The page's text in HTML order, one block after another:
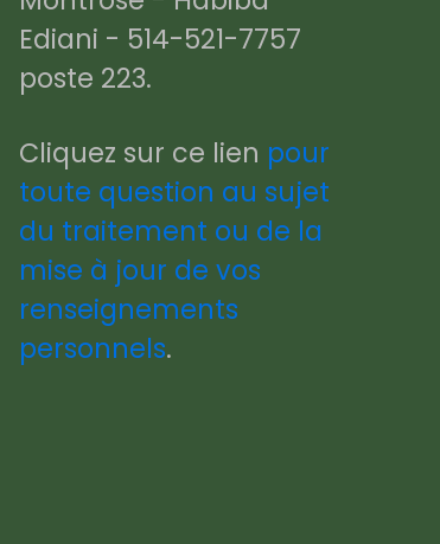
Ediani - 514-521-7757
poste 223.
Cliquez sur ce lien pour
toute question au sujet
du traitement ou de la
mise à jour de vos
renseignements
personnels.